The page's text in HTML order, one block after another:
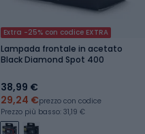
Extra -25% con codice EXTRA
Lampada frontale in acetato
Black Diamond Spot 400
38,99 €
29,24 €prezzo con codice
Prezzo più basso: 31,19 €